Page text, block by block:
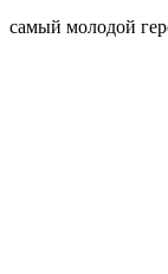
самый молодой